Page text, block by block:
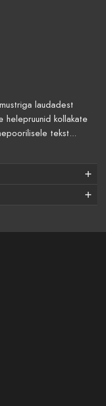
laudadest
helepruunid kollakate
tekst...